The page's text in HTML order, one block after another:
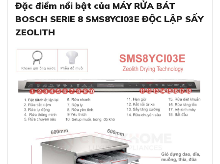
Đặc điểm nổi bật của MÁY RỬA BÁT
BOSCH SERIE 8 SMS8YCI03E ĐỘC LẬP SẤY
ZEOLITH